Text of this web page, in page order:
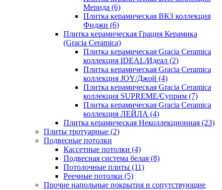
Мерида (6)
Плитка керамическая ВКЗ коллекция
Фиджи (6)
Плитка керамическая Грация Керамика
(Gracia Ceramica)
Плитка керамическая Gracia Ceramica
коллекция IDEAL/Идеал (2)
Плитка керамическая Gracia Ceramica
коллекция JOY/Джой (4)
Плитка керамическая Gracia Ceramica
коллекция SUPREME/Суприм (7)
Плитка керамическая Gracia Ceramica
коллекция ЛЕЙЛА (4)
Плитка керамическая Неколлекционная (23)
Плиты тротуарные (2)
Подвесные потолки
Кассетные потолки (4)
Подвесная система белая (8)
Потолочные плиты (11)
Реечные потолки (5)
Прочие напольные покрытия и сопутствующие